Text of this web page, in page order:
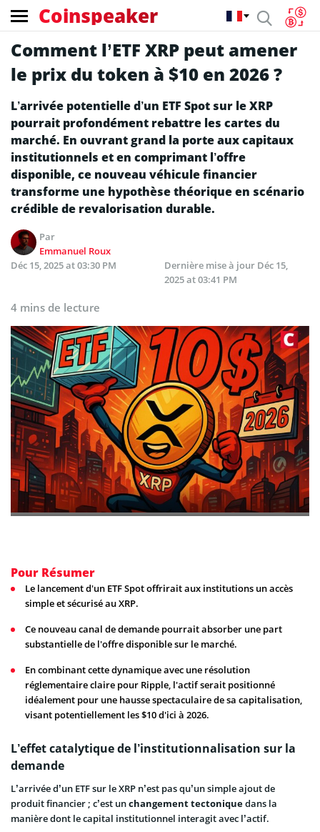
Coinspeaker
Comment l’ETF XRP peut amener
le prix du token à $10 en 2026 ?
L’arrivée potentielle d’un ETF Spot sur le XRP
pourrait profondément rebattre les cartes du
marché. En ouvrant grand la porte aux capitaux
institutionnels et en comprimant l’offre
disponible, ce nouveau véhicule financier
transforme une hypothèse théorique en scénario
crédible de revalorisation durable.
Par
Emmanuel Roux
Déc 15, 2025 at 03:30 PM
Dernière mise à jour Déc 15,
2025 at 03:41 PM
4 mins de lecture
Pour Résumer
Le lancement d'un ETF Spot offrirait aux institutions un accès
simple et sécurisé au XRP.
Ce nouveau canal de demande pourrait absorber une part
substantielle de l'offre disponible sur le marché.
En combinant cette dynamique avec une résolution
réglementaire claire pour Ripple, l'actif serait positionné
idéalement pour une hausse spectaculaire de sa capitalisation,
visant potentiellement les $10 d'ici à 2026.
L’effet catalytique de l’institutionnalisation sur la
demande
L’arrivée d’un ETF sur le XRP n’est pas qu’un simple ajout de
produit financier ; c’est unchangement tectoniquedans la
manière dont le capital institutionnel interagit avec l’actif.